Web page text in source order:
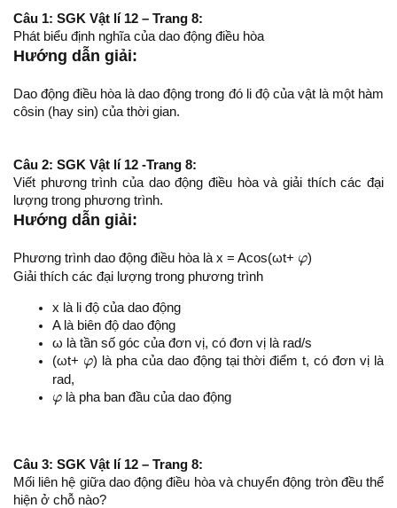
Câu 1: SGK Vật lí 12 – Trang 8:
Phát biểu định nghĩa của dao động điều hòa
Hướng dẫn giải:
Dao động điều hòa là dao động trong đó li độ của vật là một hàm
côsin (hay sin) của thời gian.
Câu 2: SGK Vật lí 12 -Trang 8:
Viết phương trình của dao động điều hòa và giải thích các đại
lượng trong phương trình.
Hướng dẫn giải:
Phương trình dao động điều hòa là x = Acos(ωt+ φ
φ)
Giải thích các đại lượng trong phương trình
x là li độ của dao động
A là biên độ dao động
ω là tần số góc của đơn vị, có đơn vị là rad/s
(ωt+ φ
φ) là pha của dao động tại thời điểm t, có đơn vị là
rad,
φ
φ là pha ban đầu của dao động
Câu 3: SGK Vật lí 12 – Trang 8:
Mối liên hệ giữa dao động điều hòa và chuyển động tròn đều thể
hiện ở chỗ nào?